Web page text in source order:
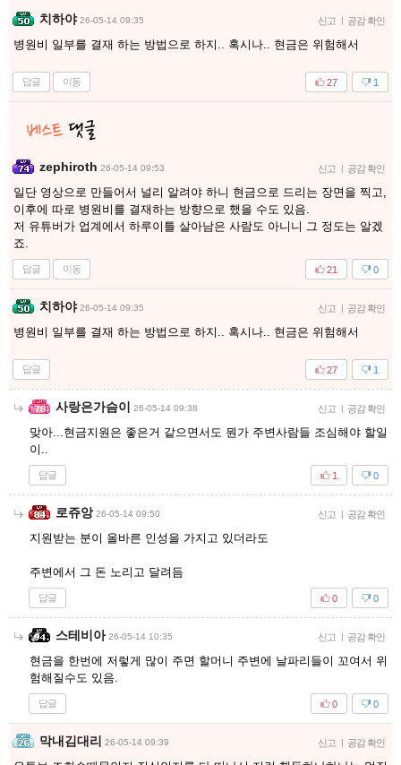
치하야 26-05-14 09:35 신고 공감 확인
병원비 일부를 결재 하는 방법으로 하지.. 혹시나.. 현금은 위험해서
답글 이동 1
27
zephiroth 26-05-14 09:53 신고 공감 확인
일단 영상으로 만들어서 널리 알려야 하니 현금으로 드리는 장면을 찍고,
이후에 따로 병원비를 결재하는 방향으로 했을 수도 있음.
저 유튜버가 업계에서 하루이틀 살아남은 사람도 아니니 그 정도는 알겠
죠.
답글 이동 0
21
치하야 26-05-14 09:35 신고 공감 확인
병원비 일부를 결재 하는 방법으로 하지.. 혹시나.. 현금은 위험해서
답글 1
27
사랑은가슴이 26-05-14 09:38 신고 공감 확인
맞아...현금지원은 좋은거 같으면서도 뭔가 주변사람들 조심해야 할일
이..
답글 0
1
로쥬앙 26-05-14 09:50 신고 공감 확인
지원받는 분이 올바른 인성을 가지고 있더라도
주변에서 그 돈 노리고 달려듬
답글 0
0
스테비아 26-05-14 10:35 신고 공감 확인
현금을 한번에 저렇게 많이 주면 할머니 주변에 날파리들이 꼬여서 위
험해질수도 있음.
답글 0
0
막내김대리 26-05-14 09:39 신고 공감 확인